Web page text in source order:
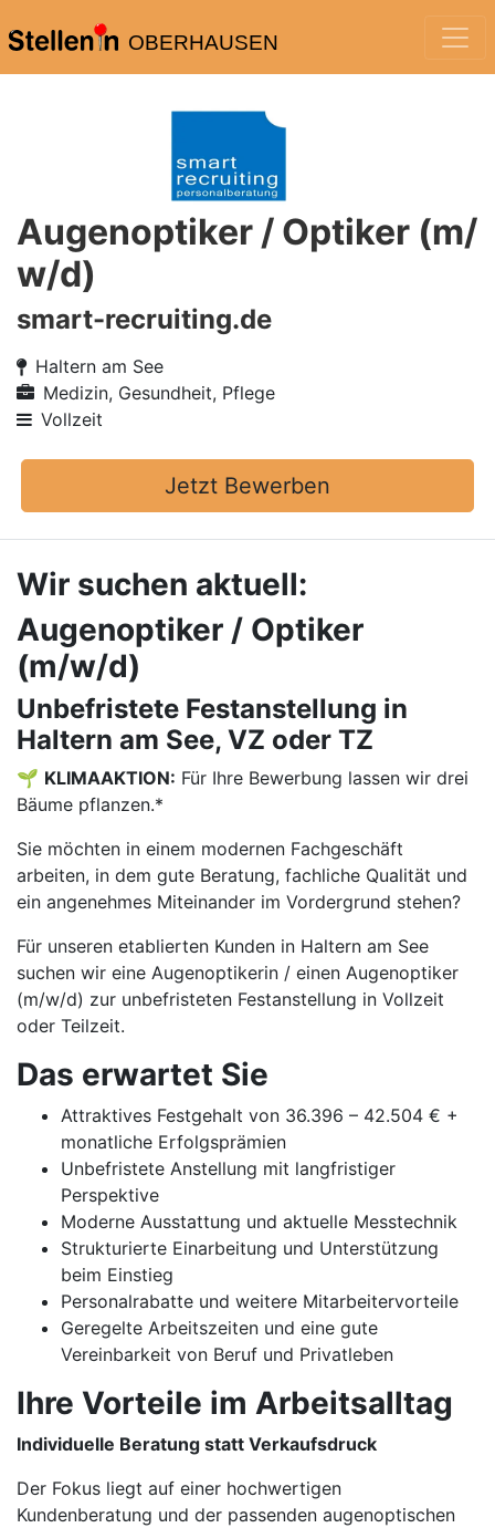
OBERHAUSEN
Augenoptiker / Optiker (m/
w/d)
smart-recruiting.de
Haltern am See
Medizin, Gesundheit, Pflege
Vollzeit
Jetzt Bewerben
Wir suchen aktuell:
Augenoptiker / Optiker
(m/w/d)
Unbefristete Festanstellung in
Haltern am See, VZ oder TZ
🌱 KLIMAAKTION: Für Ihre Bewerbung lassen wir drei
Bäume pflanzen.*
Sie möchten in einem modernen Fachgeschäft
arbeiten, in dem gute Beratung, fachliche Qualität und
ein angenehmes Miteinander im Vordergrund stehen?
Für unseren etablierten Kunden in Haltern am See
suchen wir eine Augenoptikerin / einen Augenoptiker
(m/w/d) zur unbefristeten Festanstellung in Vollzeit
oder Teilzeit.
Das erwartet Sie
Attraktives Festgehalt von 36.396 – 42.504 € +
monatliche Erfolgsprämien
Unbefristete Anstellung mit langfristiger
Perspektive
Moderne Ausstattung und aktuelle Messtechnik
Strukturierte Einarbeitung und Unterstützung
beim Einstieg
Personalrabatte und weitere Mitarbeitervorteile
Geregelte Arbeitszeiten und eine gute
Vereinbarkeit von Beruf und Privatleben
Ihre Vorteile im Arbeitsalltag
Individuelle Beratung statt Verkaufsdruck
Der Fokus liegt auf einer hochwertigen
Kundenberatung und der passenden augenoptischen